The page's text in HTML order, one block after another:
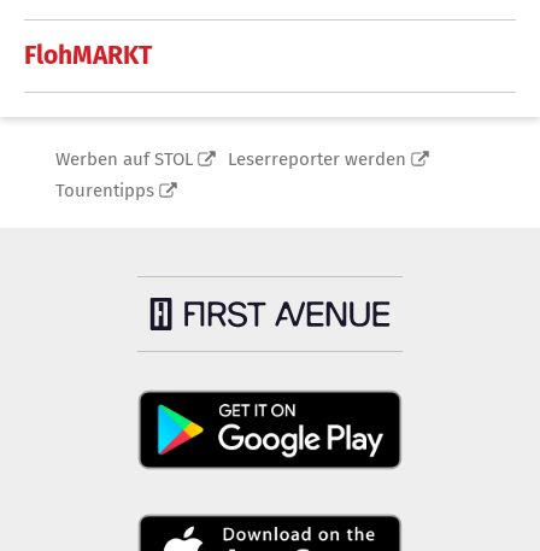
FlohMARKT
Werben auf STOL
Leserreporter werden
Tourentipps